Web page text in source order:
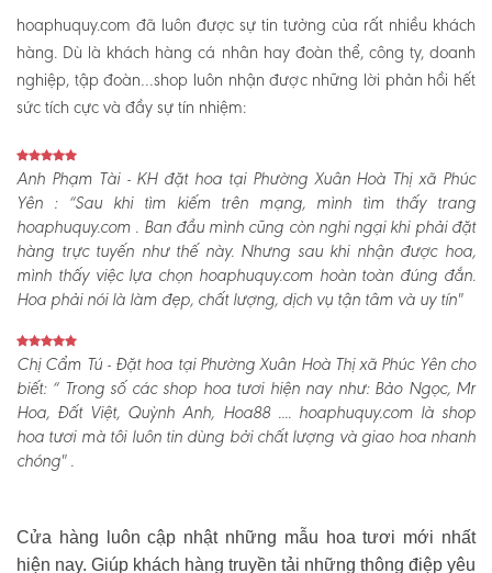
hoaphuquy.com đã luôn được sự tin tưởng của rất nhiều khách
hàng. Dù là khách hàng cá nhân hay đoàn thể, công ty, doanh
nghiệp, tập đoàn…shop luôn nhận được những lời phản hồi hết
sức tích cực và đầy sự tín nhiệm:
Anh Phạm Tài - KH đặt hoa tại Phường Xuân Hoà Thị xã Phúc
Yên :“Sau khi tìm kiếm trên mạng, mình tìm thấy trang
hoaphuquy.com . Ban đầu mình cũng còn nghi ngại khi phải đặt
hàng trực tuyến như thế này. Nhưng sau khi nhận được hoa,
mình thấy việc lựa chọn hoaphuquy.com hoàn toàn đúng đắn.
Hoa phải nói là làm đẹp, chất lượng, dịch vụ tận tâm và uy tín"
Chị Cẩm Tú - Đặt hoa tại Phường Xuân Hoà Thị xã Phúc Yên cho
biết:“ Trong số các shop hoa tươi hiện nay như: Bảo Ngọc, Mr
Hoa, Đất Việt, Quỳnh Anh, Hoa88 .... hoaphuquy.com là shop
hoa tươi mà tôi luôn tin dùng bởi chất lượng và giao hoa nhanh
chóng" .
Cửa hàng luôn cập nhật những mẫu hoa tươi mới nhất
hiện nay. Giúp khách hàng truyền tải những thông điệp yêu